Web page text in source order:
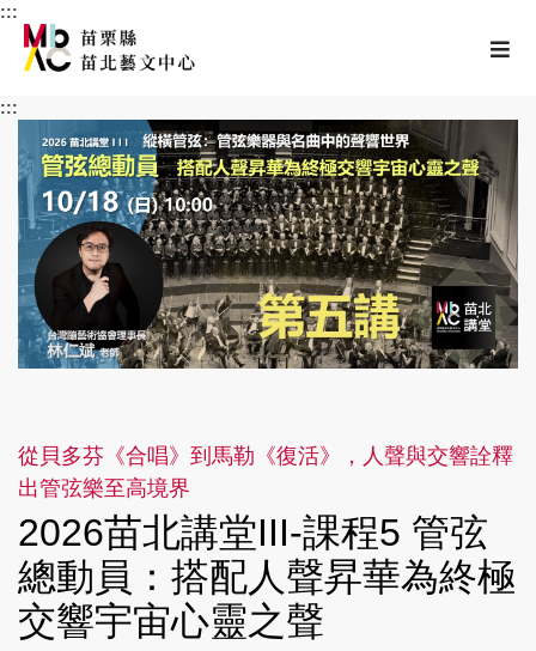
:::
:::
從貝多芬《合唱》到馬勒《復活》，人聲與交響詮釋
出管弦樂至高境界
2026苗北講堂III-課程5 管弦
總動員：搭配人聲昇華為終極
交響宇宙心靈之聲